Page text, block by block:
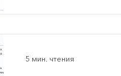
экстренного
диспетчера,
5 мин. чтения